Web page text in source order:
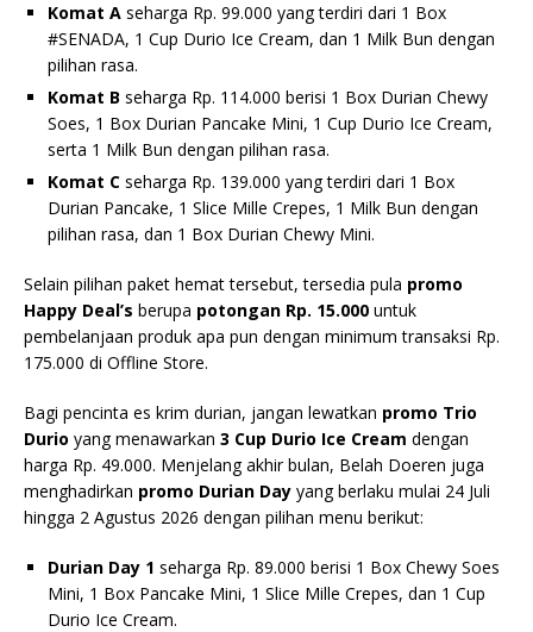
Komat A seharga Rp. 99.000 yang terdiri dari 1 Box
#SENADA, 1 Cup Durio Ice Cream, dan 1 Milk Bun dengan
pilihan rasa.
Komat B seharga Rp. 114.000 berisi 1 Box Durian Chewy
Soes, 1 Box Durian Pancake Mini, 1 Cup Durio Ice Cream,
serta 1 Milk Bun dengan pilihan rasa.
Komat C seharga Rp. 139.000 yang terdiri dari 1 Box
Durian Pancake, 1 Slice Mille Crepes, 1 Milk Bun dengan
pilihan rasa, dan 1 Box Durian Chewy Mini.
Selain pilihan paket hemat tersebut, tersedia pula promo
Happy Deal’s berupa potongan Rp. 15.000 untuk
pembelanjaan produk apa pun dengan minimum transaksi Rp.
175.000 di Offline Store.
Bagi pencinta es krim durian, jangan lewatkan promo Trio
Durio yang menawarkan 3 Cup Durio Ice Cream dengan
harga Rp. 49.000. Menjelang akhir bulan, Belah Doeren juga
menghadirkan promo Durian Day yang berlaku mulai 24 Juli
hingga 2 Agustus 2026 dengan pilihan menu berikut:
Durian Day 1 seharga Rp. 89.000 berisi 1 Box Chewy Soes
Mini, 1 Box Pancake Mini, 1 Slice Mille Crepes, dan 1 Cup
Durio Ice Cream.